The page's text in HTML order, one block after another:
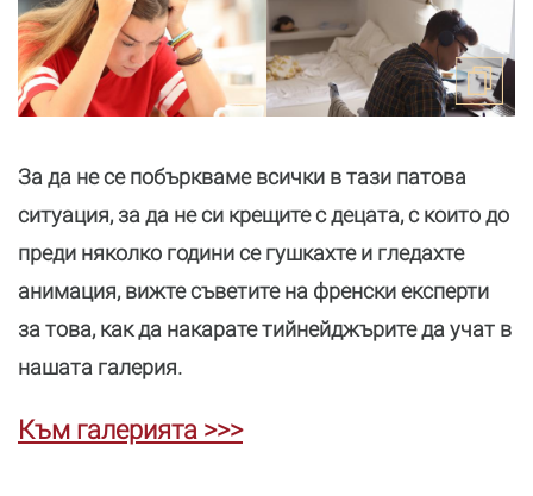
За да не се побъркваме всички в тази патова
ситуация, за да не си крещите с децата, с които до
преди няколко години се гушкахте и гледахте
анимация, вижте съветите на френски експерти
за това, как да накарате тийнейджърите да учат в
нашата галерия.
Към галерията >>>